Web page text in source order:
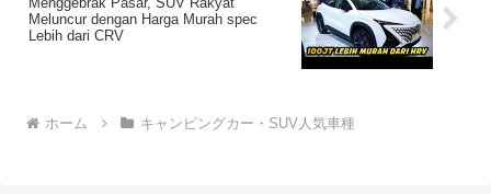
Meluncur dengan Harga Murah spec
Lebih dari CRV
ホーム キャンピングカー・SUV人気車種